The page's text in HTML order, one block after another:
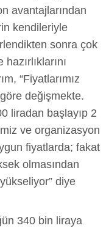
avantajlarından
kendileriyle
sonra çok
“Fiyatlarımız
değişmekte.
liradan başlayıp 2
ve organizasyon
fiyatlarda; fakat
olmasından
diye
340 bin liraya